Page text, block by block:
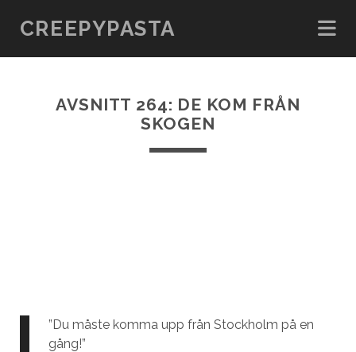
CREEPYPASTA
AVSNITT 264: DE KOM FRÅN
SKOGEN
”Du måste komma upp från Stockholm på en
gång!”